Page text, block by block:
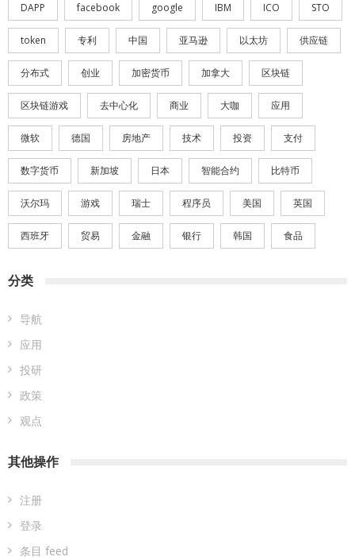
DAPP facebook google IBM ICO STO
token 专利 中国 亚马逊 以太坊 供应链
分布式 创业 加密货币 加拿大 区块链
区块链游戏 去中心化 商业 大咖 应用
微软 德国 房地产 技术 投资 支付
数字货币 新加坡 日本 智能合约 比特币
沃尔玛 游戏 瑞士 程序员 美国 英国
西班牙 贸易 金融 银行 韩国 食品
分类
导航
应用
投研
政策
观点
其他操作
注册
登录
条目 feed